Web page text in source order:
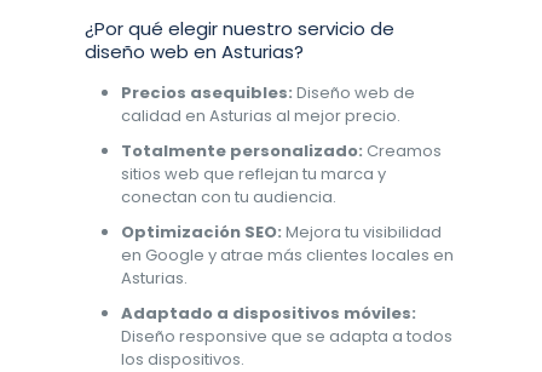
¿Por qué elegir nuestro servicio de
diseño web en Asturias?
Precios asequibles: Diseño web de
calidad en Asturias al mejor precio.
Totalmente personalizado: Creamos
sitios web que reflejan tu marca y
conectan con tu audiencia.
Optimización SEO: Mejora tu visibilidad
en Google y atrae más clientes locales en
Asturias.
Adaptado a dispositivos móviles:
Diseño responsive que se adapta a todos
los dispositivos.